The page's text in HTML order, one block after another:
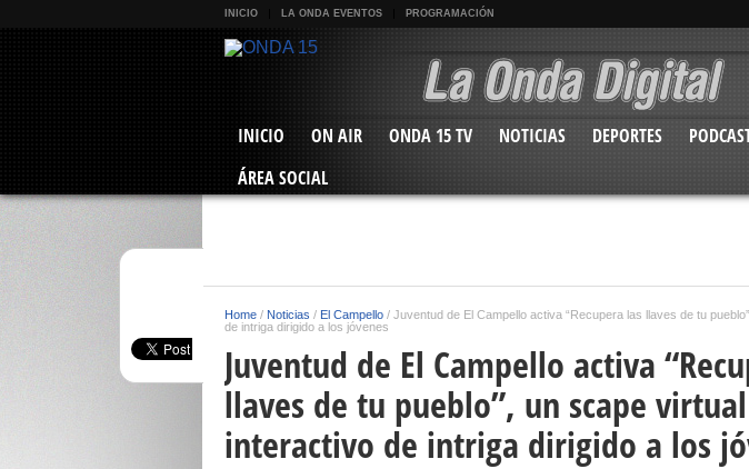
INICIO LA ONDA EVENTOS PROGRAMACIÓN
INICIO ON AIR ONDA 15 TV NOTICIAS DEPORTES
ÁREA SOCIAL
Home / Noticias / El Campello / Juventud de El Campello activa “Recupera las llaves de tu
de intriga dirigido a los jóvenes
Juventud de El Campello activa
llaves de tu pueblo”, un scape virtual
interactivo de intriga dirigido a los